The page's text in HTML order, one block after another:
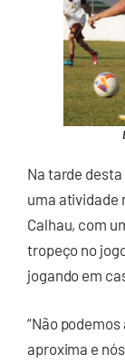
Na tarde
uma atividade
Calhau, com
tropeço no
jogando em
“Não
aproxima e